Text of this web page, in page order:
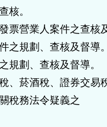
。
營業人案件之查核
規劃、查核及督導
劃、查核及督導。
菸酒稅、證券交易
稅務法令疑義之